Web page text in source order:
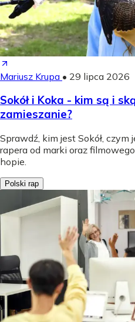
Mariusz Krupa • 29 lipca 2026
Sokół i Koka - kim są i
zamieszanie?
Sprawdź, kim jest Sokół, czym
rapera od marki oraz
hopie.
Polski rap